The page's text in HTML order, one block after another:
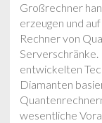
Großrechner
erzeugen und
Rechner von
Serverschränke.
entwickelten
Diamanten
wesentliche